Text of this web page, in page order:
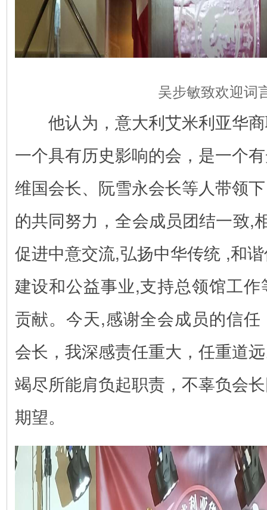
吴步敏致欢迎词
他认为，意大利艾米利亚华商
一个具有历史影响的会，是一个
维国会长、阮雪永会长等人带领
的共同努力，全会成员团结一致,
促进中意交流,弘扬中华传统 ,和
建设和公益事业,支持总领馆工
贡献。今天,感谢全会成员的信
会长，我深感责任重大，任重道
竭尽所能肩负起职责，不辜负会
期望。